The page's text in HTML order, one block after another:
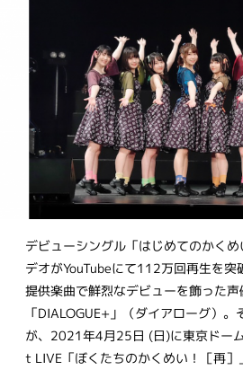
デビューシングル「はじめてのかく
デオがYouTubeにて112万回再生を突
提供楽曲で鮮烈なデビューを飾った
「DIALOGUE+」（ダイアローグ）。
が、2021年4月25日 (日)に東京ドー
t LIVE「ぼくたちのかくめい！［再